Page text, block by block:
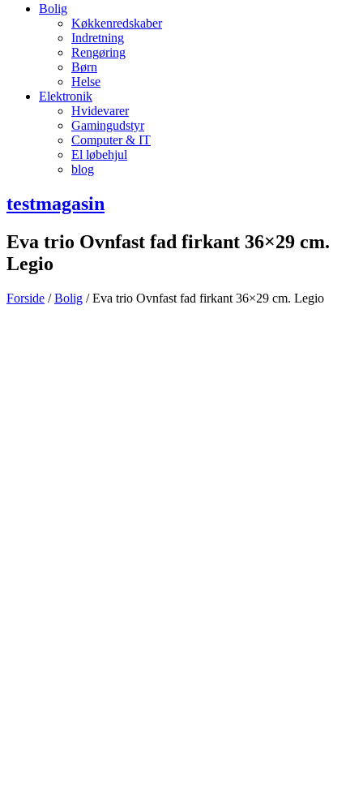
Bolig
Køkkenredskaber
Indretning
Rengøring
Børn
Helse
Elektronik
Hvidevarer
Gamingudstyr
Computer & IT
El løbehjul
blog
testmagasin
Eva trio Ovnfast fad firkant 36×29 cm.
Legio
Forside /Bolig / Eva trio Ovnfast fad firkant 36×29 cm. Legio